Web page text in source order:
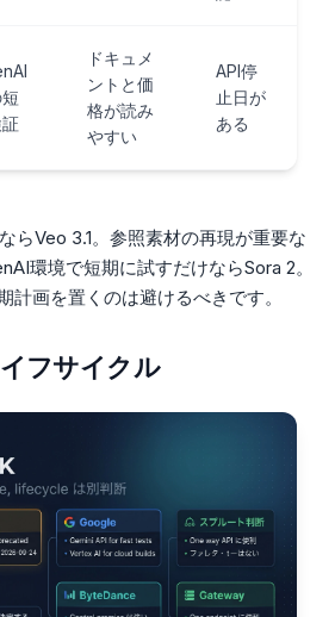
ドキュメ
ントと価
格が読み
やすい
API停
止日が
ある
らVeo 3.1。参照素材の再現が重要な
環境で短期に試すだけならSora 2。
計画を置くのは避けるべきです。
フサイクル